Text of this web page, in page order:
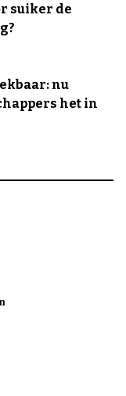
suiker de
nu
het in